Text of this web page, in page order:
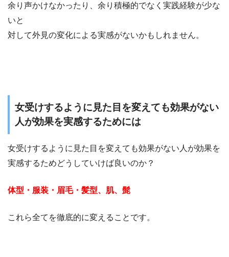
余り声かけなかったり、余り積極的でなく実践経験が少な
いと
対して外見の変化による実感がないかもしれません。
女受けするように見た目を変えても効果がない
人が効果を実感するためには
女受けするように見た目を変えても効果がない人が効果を
実感するためどうしていけば良いのか？
体型・服装・眉毛・髪型、肌、髭
これら全てを徹底的に変えることです。